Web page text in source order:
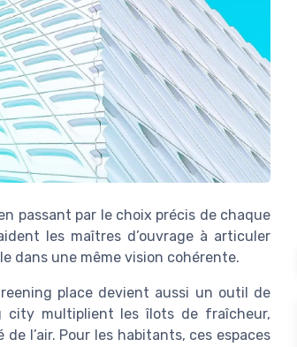
passant par le choix précis de chaque
les maîtres d’ouvrage à articuler
dans une même vision cohérente.
place devient aussi un outil de
city multiplient les îlots de fraîcheur,
l’air. Pour les habitants, ces espaces